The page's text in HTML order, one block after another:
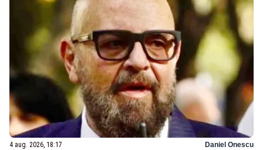
4 aug. 2026, 18:17 Daniel Onescu